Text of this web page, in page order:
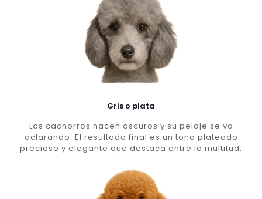
Gris o plata
Los cachorros nacen oscuros y su pelaje se va
aclarando. El resultado final es un tono plateado
precioso y elegante que destaca entre la multitud.